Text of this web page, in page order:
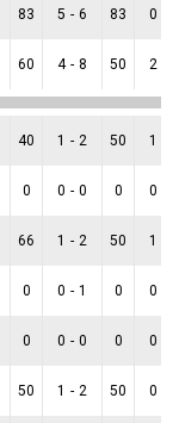
83 5 - 6 83 0
60 4 - 8 50 2
40 1 - 2 50 1
0 0 - 0 0 0
66 1 - 2 50 1
0 0 - 1 0 0
0 0 - 0 0 0
50 1 - 2 50 0